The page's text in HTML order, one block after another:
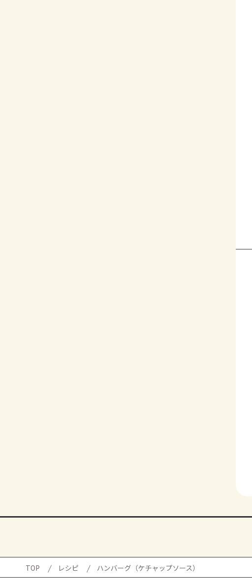
TOP レシピ ハンバーグ（ケチャップソース）